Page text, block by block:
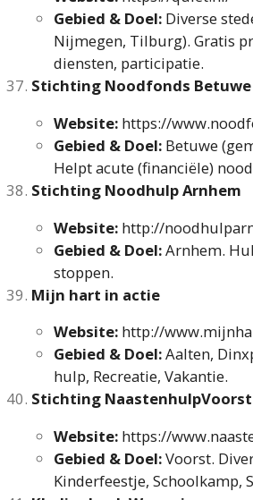
Gebied & Doel: Diverse
Nijmegen, Tilburg). Gratis
diensten, participatie.
Stichting Noodfonds Betuwe
Website: https://
Gebied & Doel: Betuwe
Helpt acute (financiële)
Stichting Noodhulp Arnhem
Website: http://
Gebied & Doel:Arnhem.
stoppen.
Mijn hart in actie
Website: http://
Gebied & Doel:Aalten,
hulp, Recreatie, Vakantie.
Stichting NaastenhulpVoorst
Website: https://
Gebied & Doel:Voorst.
Kinderfeestje, Schoolkamp,